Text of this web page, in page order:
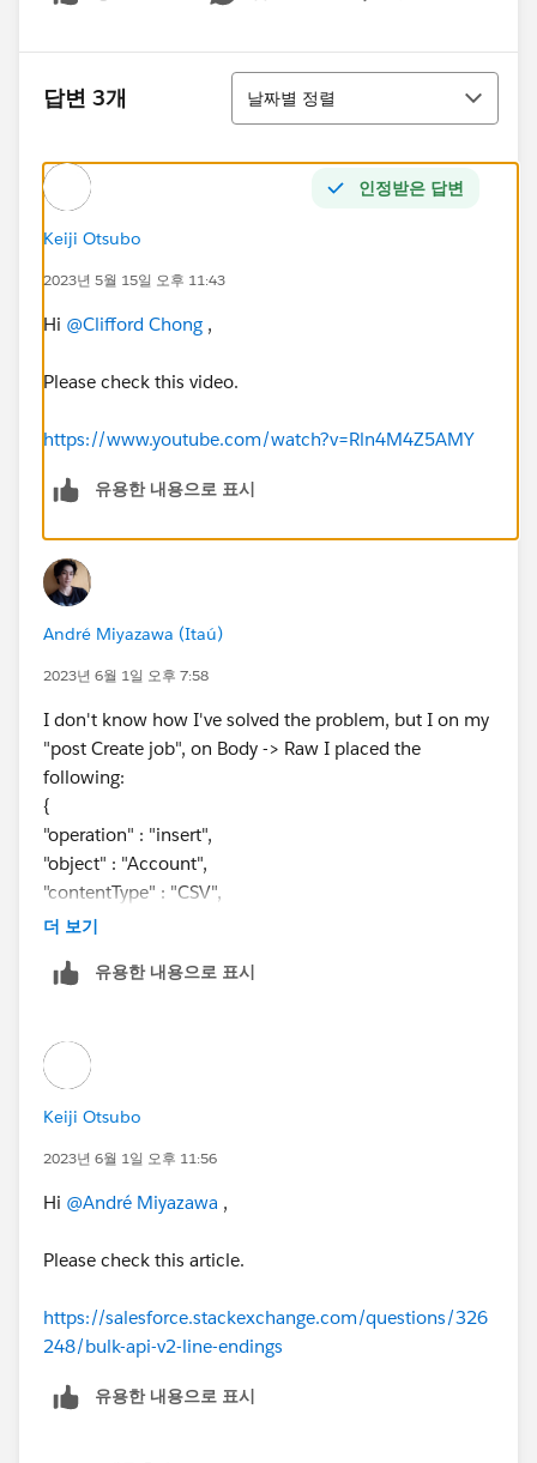
답변 3개
정렬
날짜별 정렬
인정받은 답변
Keiji Otsubo
2023년 5월 15일 오후 11:43
Hi @Clifford Chong ,
Please check this video.
https://www.youtube.com/watch?v=Rln4M4Z5AMY
유용한 내용으로 표시
André Miyazawa (Itaú)
2023년 6월 1일 오후 7:58
I don't know how I've solved the problem, but I on my
"post Create job", on Body -> Raw I placed the
following:
{
"operation" : "insert",
"object" : "Account",
"contentType" : "CSV",
"lineEnding" : "CRLF"
더 보기
유용한 내용으로 표시
Keiji Otsubo
2023년 6월 1일 오후 11:56
Hi @André Miyazawa ,
Please check this article.
https://salesforce.stackexchange.com/questions/326
248/bulk-api-v2-line-endings
유용한 내용으로 표시